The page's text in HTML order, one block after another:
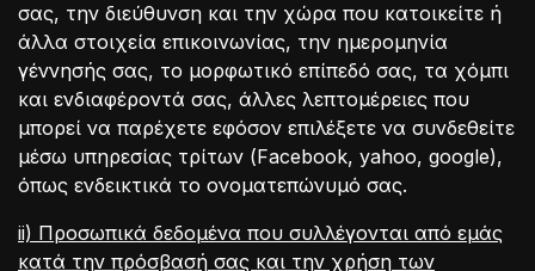
σας, την διεύθυνση και την χώρα που κατοικείτε ή
άλλα στοιχεία επικοινωνίας, την ημερομηνία
γέννησής σας, το μορφωτικό επίπεδό σας, τα χόμπι
και ενδιαφέροντά σας, άλλες λεπτομέρειες που
μπορεί να παρέχετε εφόσον επιλέξετε να συνδεθείτε
μέσω υπηρεσίας τρίτων (Facebook, yahoo, google),
όπως ενδεικτικά το ονοματεπώνυμό σας.
ii) Προσωπικά δεδομένα που συλλέγονται από εμάς
κατά την πρόσβασή σας και την χρήση των